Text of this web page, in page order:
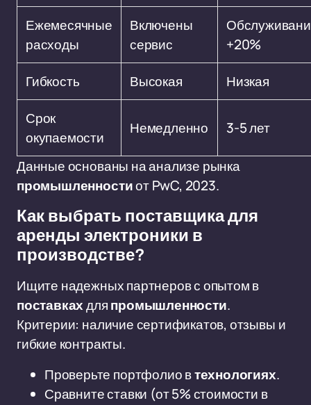
Ежемесячные
расходы
Включены
сервис
+20%
Гибкость Высокая Низкая
Срок
окупаемости
Немедленно 3-5 лет
Данные основаны на анализе рынка
промышленностиот PwC, 2023.
Как выбрать поставщика для
аренды электроники в
производстве?
Ищите надежных партнеров с опытом в
поставкахдляпромышленности.
Критерии: наличие сертификатов, отзывы и
гибкие контракты.
Проверьте портфолио втехнологиях.
Сравните ставки (от 5% стоимости в